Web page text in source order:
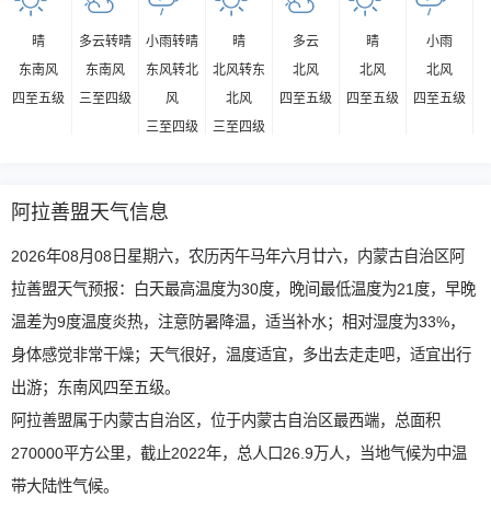
晴
东南风
四至五级
多云转晴
东南风
三至四级
小雨转晴
东风转北
风
三至四级
晴
北风转东
北风
三至四级
多云
北风
四至五级
晴
北风
四至五级
小雨
北风
四至五级
阿拉善盟天气信息
2026年08月08日星期六，农历丙午马年六月廿六，内蒙古自治区阿
拉善盟天气预报：白天最高温度为30度，晚间最低温度为21度，早晚
温差为9度温度炎热，注意防暑降温，适当补水；相对湿度为33%，
身体感觉非常干燥；天气很好，温度适宜，多出去走走吧，适宜出行
出游；东南风四至五级。
阿拉善盟属于内蒙古自治区，位于内蒙古自治区最西端，总面积
270000平方公里，截止2022年，总人口26.9万人，当地气候为中温
带大陆性气候。